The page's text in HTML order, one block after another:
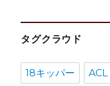
カ
イ
タグクラウド
18キッパー ACL